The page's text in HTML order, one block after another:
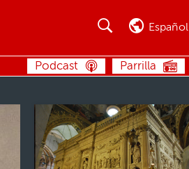
BUSCAR Español
Parrilla
Podcast